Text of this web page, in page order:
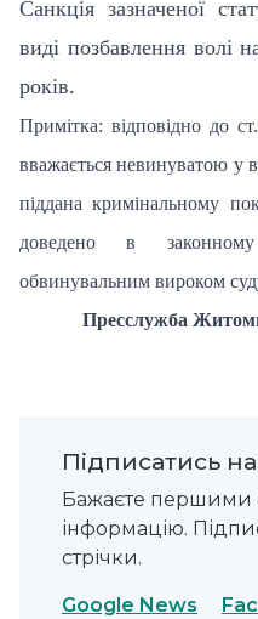
Санкція зазначеної
виді позбавлення волі
років.
Примітка: відповідно до
вважається невинуватою у
піддана кримінальному
доведено в
обвинувальним вироком
Пресслужба
Підписатись
Бажаєте першими
інформацію.
стрічки.
Google News